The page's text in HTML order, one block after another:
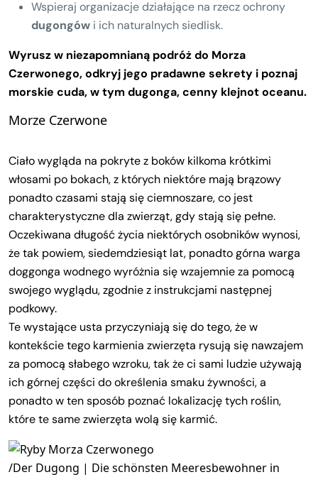
Wspieraj organizacje działające na rzecz ochrony
dugongów i ich naturalnych siedlisk.
Wyrusz w niezapomnianą podróż do Morza
Czerwonego, odkryj jego pradawne sekrety i poznaj
morskie cuda, w tym dugonga, cenny klejnot oceanu.
Morze Czerwone
Ciało wygląda na pokryte z boków kilkoma krótkimi
włosami po bokach, z których niektóre mają brązowy
ponadto czasami stają się ciemnoszare, co jest
charakterystyczne dla zwierząt, gdy stają się pełne.
Oczekiwana długość życia niektórych osobników wynosi,
że tak powiem, siedemdziesiąt lat, ponadto górna warga
doggonga wodnego wyróżnia się wzajemnie za pomocą
swojego wyglądu, zgodnie z instrukcjami następnej
podkowy.
Te wystające usta przyczyniają się do tego, że w
kontekście tego karmienia zwierzęta rysują się nawzajem
za pomocą słabego wzroku, tak że ci sami ludzie używają
ich górnej części do określenia smaku żywności, a
ponadto w ten sposób poznać lokalizację tych roślin,
które te same zwierzęta wolą się karmić.
/Der Dugong | Die schönsten Meeresbewohner in